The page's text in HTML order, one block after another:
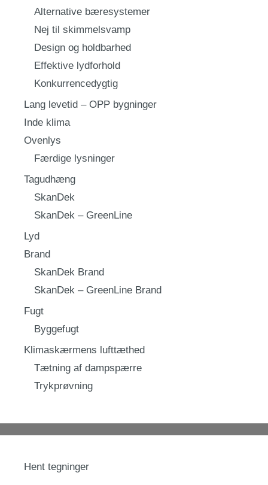
Alternative bæresystemer
Nej til skimmelsvamp
Design og holdbarhed
Effektive lydforhold
Konkurrencedygtig
Lang levetid – OPP bygninger
Inde klima
Ovenlys
Færdige lysninger
Tagudhæng
SkanDek
SkanDek – GreenLine
Lyd
Brand
SkanDek Brand
SkanDek – GreenLine Brand
Fugt
Byggefugt
Klimaskærmens lufttæthed
Tætning af dampspærre
Trykprøvning
Hent tegninger